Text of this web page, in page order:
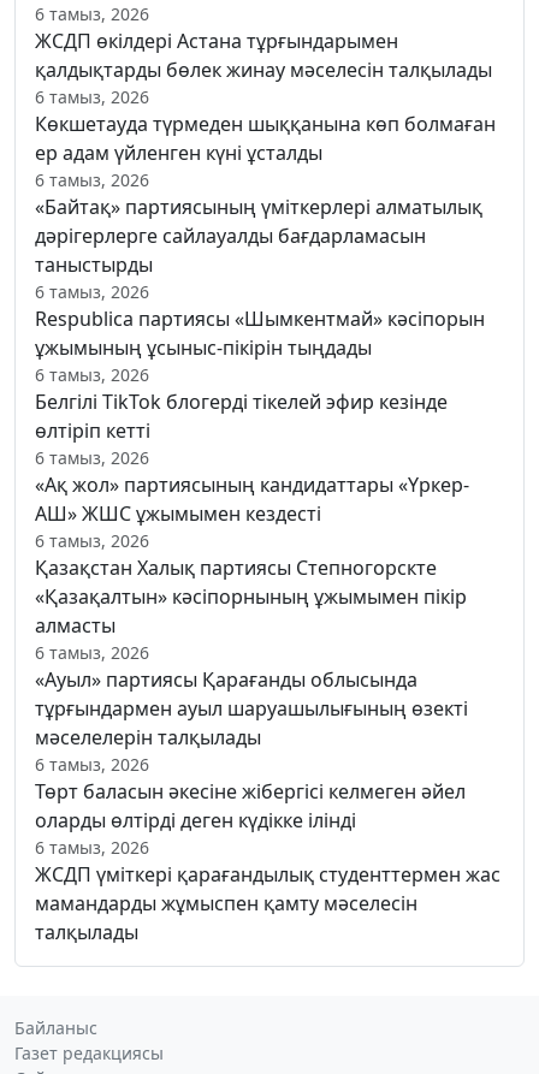
6 тамыз, 2026
ЖСДП өкілдері Астана тұрғындарымен
қалдықтарды бөлек жинау мәселесін талқылады
6 тамыз, 2026
Көкшетауда түрмеден шыққанына көп болмаған
ер адам үйленген күні ұсталды
6 тамыз, 2026
«Байтақ» партиясының үміткерлері алматылық
дәрігерлерге сайлауалды бағдарламасын
таныстырды
6 тамыз, 2026
Respublica партиясы «Шымкентмай» кәсіпорын
ұжымының ұсыныс-пікірін тыңдады
6 тамыз, 2026
Белгілі TikTok блогерді тікелей эфир кезінде
өлтіріп кетті
6 тамыз, 2026
«Ақ жол» партиясының кандидаттары «Үркер-
АШ» ЖШС ұжымымен кездесті
6 тамыз, 2026
Қазақстан Халық партиясы Степногорскте
«Қазақалтын» кәсіпорнының ұжымымен пікір
алмасты
6 тамыз, 2026
«Ауыл» партиясы Қарағанды облысында
тұрғындармен ауыл шаруашылығының өзекті
мәселелерін талқылады
6 тамыз, 2026
Төрт баласын әкесіне жібергісі келмеген әйел
оларды өлтірді деген күдікке ілінді
6 тамыз, 2026
ЖСДП үміткері қарағандылық студенттермен жас
мамандарды жұмыспен қамту мәселесін
талқылады
Байланыс
Газет редакциясы